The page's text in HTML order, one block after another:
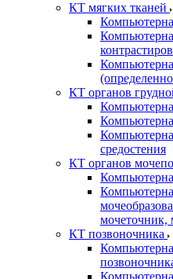
КТ мягких тканей
КТ органов
средостения
КТ органов
мочеточник,
КТ позвоночника